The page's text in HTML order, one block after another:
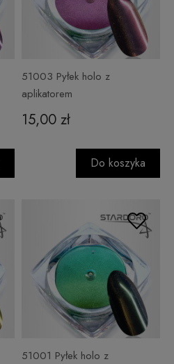
51003 Pyłek holo z
aplikatorem
15,00 zł
Do koszyka
51001 Pyłek holo z